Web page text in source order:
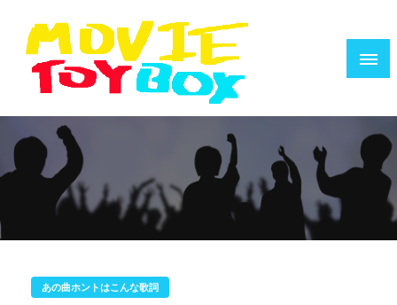
へ
ッ
MOVIE TOYBOX
映画で遊ぶ人のためのウェブZINE
あの曲ホントはこんな歌詞